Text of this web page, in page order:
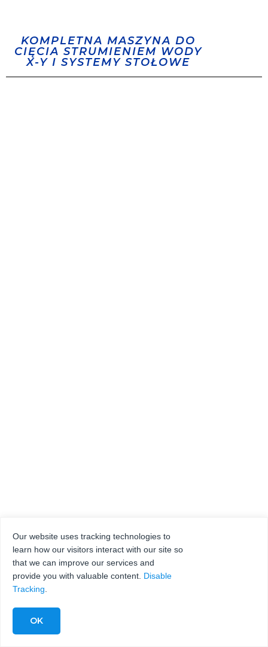
KOMPLETNA MASZYNA DO
CIĘCIA STRUMIENIEM WODY
X-Y I SYSTEMY STOŁOWE
Our website uses tracking technologies to
learn how our visitors interact with our site so
that we can improve our services and
provide you with valuable content. Disable
Tracking